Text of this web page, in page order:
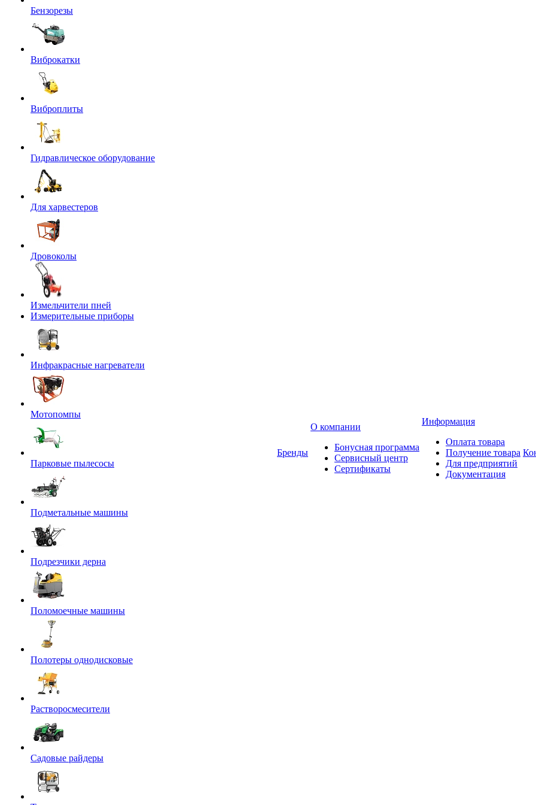
Бензорезы
Виброкатки
Виброплиты
Гидравлическое оборудование
Для харвестеров
Дровоколы
Измельчители пней
Измерительные приборы
Инфракрасные нагреватели
Мотопомпы
Парковые пылесосы
Подметальные машины
Подрезчики дерна
Поломоечные машины
Полотеры однодисковые
Растворосмесители
Садовые райдеры
Бренды
О компании
Бонусная программа
Сервисный центр
Сертификаты
Информация
Оплата товара
Получение товара
Для предприятий
Документация